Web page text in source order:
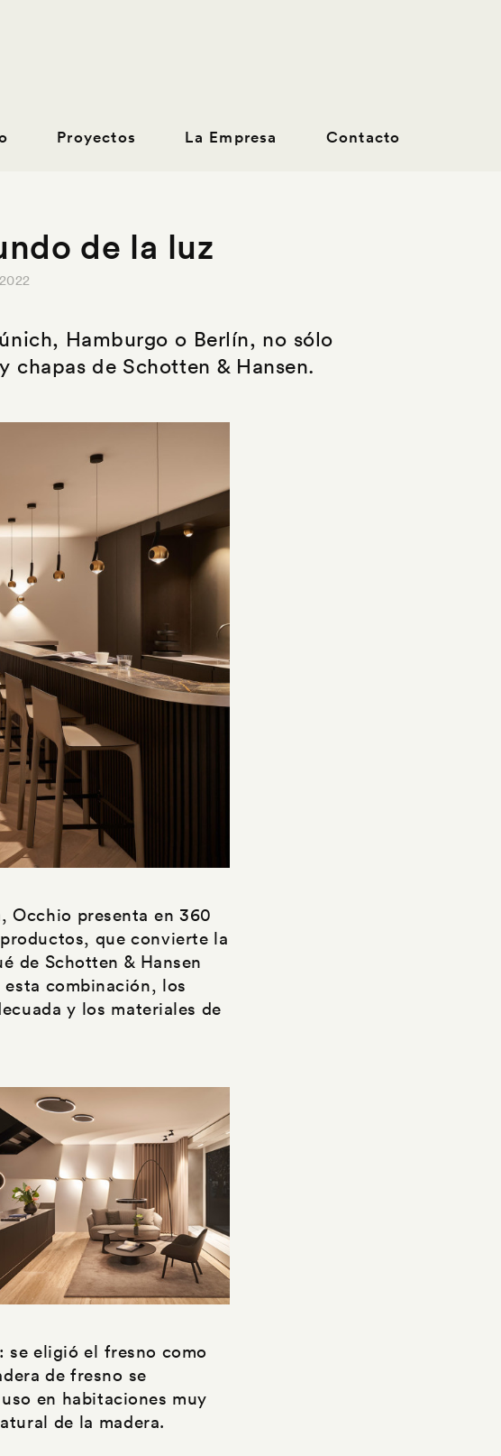
Proyectos La Empresa Contacto
de la luz
Hamburgo o Berlín, no sólo
chapas de Schotten & Hansen.
Occhio presenta en 360
que convierte la
de Schotten & Hansen
combinación, los
y los materiales de
: se eligió el fresno como
de fresno se
en habitaciones muy
de la madera.